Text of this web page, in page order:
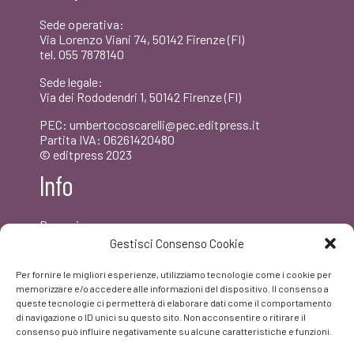
Gestisci Consenso Cookie
Per fornire le migliori esperienze, utilizziamo tecnologie come i cookie per
memorizzare e/o accedere alle informazioni del dispositivo. Il consenso a
queste tecnologie ci permetterà di elaborare dati come il comportamento
di navigazione o ID unici su questo sito. Non acconsentire o ritirare il
consenso può influire negativamente su alcune caratteristiche e funzioni.
Sede operativa:
Via Lorenzo Viani 74, 50142 Firenze (FI)
tel. 055 7878140
Sede legale:
Via dei Rododendri 1, 50142 Firenze (FI)
PEC: umbertocoscarelli@pec.editpress.it
Partita IVA: 06261420480
© editpress 2023
Info
Dove siamo
Privacy policy
FAQ
Facebook